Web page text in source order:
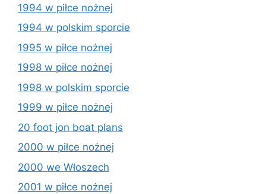
1994 w piłce nożnej
1994 w polskim sporcie
1995 w piłce nożnej
1998 w piłce nożnej
1998 w polskim sporcie
1999 w piłce nożnej
20 foot jon boat plans
2000 w piłce nożnej
2000 we Włoszech
2001 w piłce nożnej